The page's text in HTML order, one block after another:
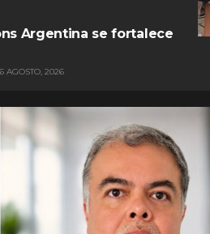
Argentina se fortalece
6 AGOSTO, 2026